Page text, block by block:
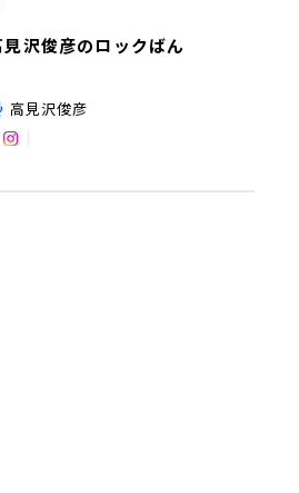
見沢俊彦のロックばん
高見沢俊彦